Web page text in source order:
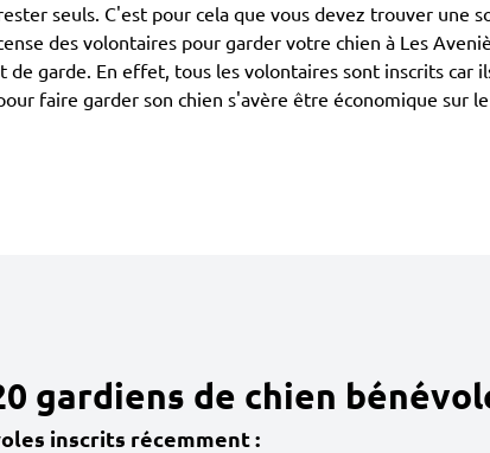
seuls. C'est pour cela que vous devez trouver une
des volontaires pour garder votre chien à Les
garde. En effet, tous les volontaires sont inscrits
faire garder son chien s'avère être économique sur
gardiens de chien
inscrits récemment :